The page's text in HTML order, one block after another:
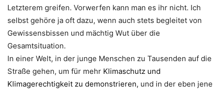
Letzterem greifen. Vorwerfen kann man es ihr nicht. Ich
selbst gehöre ja oft dazu, wenn auch stets begleitet von
Gewissensbissen und mächtig Wut über die
Gesamtsituation.
In einer Welt, in der junge Menschen zu Tausenden auf die
Straße gehen, um für mehr Klimaschutz und
Klimagerechtigkeit zu demonstrieren, und in der eben jene